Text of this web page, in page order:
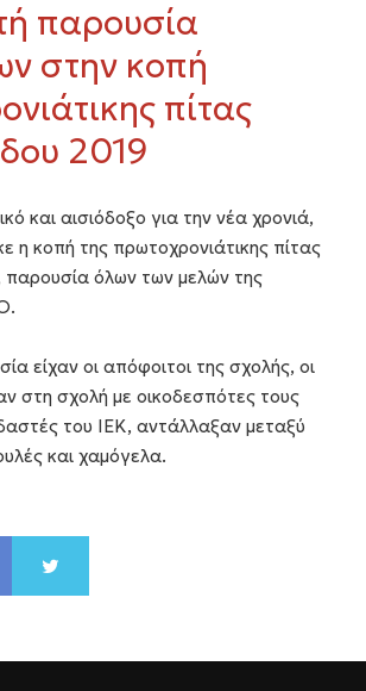
παρουσία
στην κοπή
πίτας
2019
και αισιόδοξο για την νέα χρονιά,
η κοπή της πρωτοχρονιάτικης πίτας
όλων των μελών της
είχαν οι απόφοιτοι της σχολής, οι
στη σχολή με οικοδεσπότες τους
του ΙΕΚ, αντάλλαξαν μεταξύ
και χαμόγελα.